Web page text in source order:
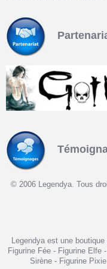
© 2006 Legendya. Tous
Legendya est une
Figurine Fée - Figurine Elfe
Sirène - Figurine